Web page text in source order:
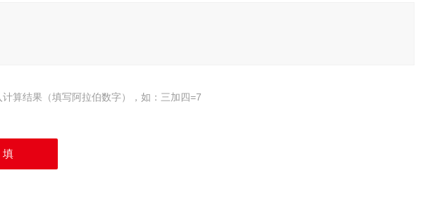
计算结果（填写阿拉伯数字），如：三加四=7